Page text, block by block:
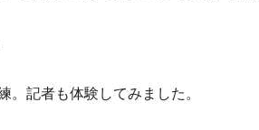
。記者も体験してみました。